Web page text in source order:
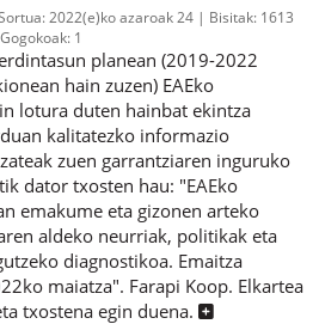
2022(e)ko azaroak 24 Bisitak: 1613
Gogokoak: 1
planean (2019-2022
hain zuzen) EAEko
lotura duten hainbat ekintza
kalitatezko informazio
zuen garrantziaren inguruko
dator txosten hau: "EAEko
emakume eta gizonen arteko
aldeko neurriak, politikak eta
diagnostikoa. Emaitza
maiatza". Farapi Koop. Elkartea
txostena egin duena.